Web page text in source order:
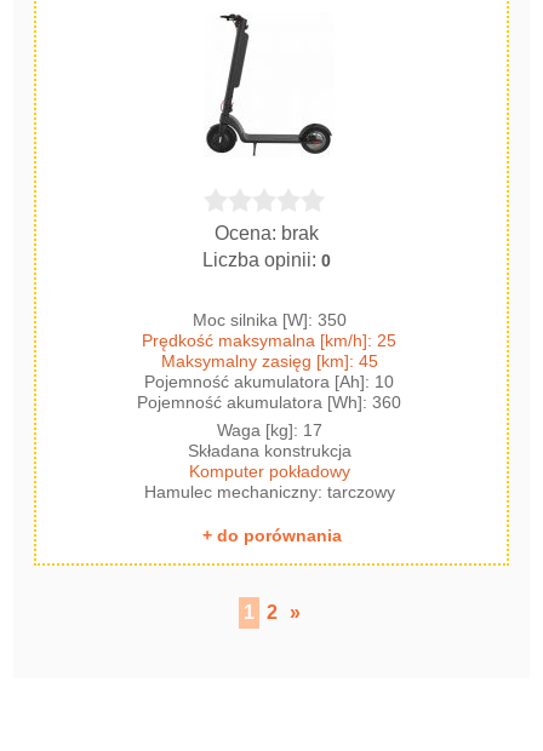
Ocena: brak
Liczba opinii:0
Moc silnika [W]: 350
Prędkość maksymalna [km/h]: 25
Maksymalny zasięg [km]: 45
Pojemność akumulatora [Ah]: 10
Pojemność akumulatora [Wh]: 360
Waga [kg]: 17
Składana konstrukcja
Komputer pokładowy
Hamulec mechaniczny: tarczowy
+ do porównania
1 2 »